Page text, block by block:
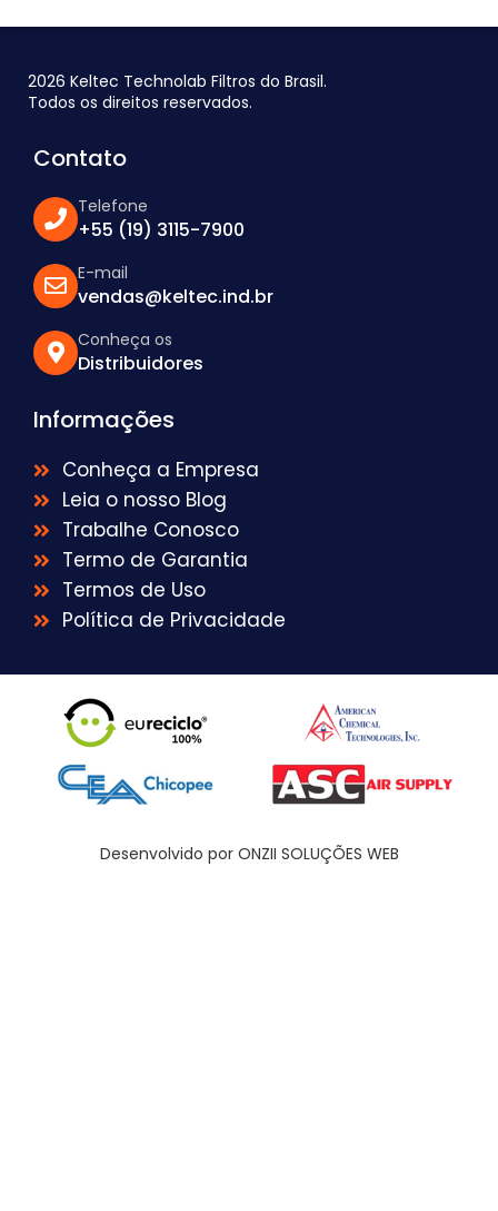
2026 Keltec Technolab Filtros do Brasil.
Todos os direitos reservados.
Contato
Telefone
+55 (19) 3115-7900
E-mail
vendas@keltec.ind.br
Conheça os
Distribuidores
Informações
Conheça a Empresa
Leia o nosso Blog
Trabalhe Conosco
Termo de Garantia
Termos de Uso
Política de Privacidade
Desenvolvido por ONZII SOLUÇÕES WEB